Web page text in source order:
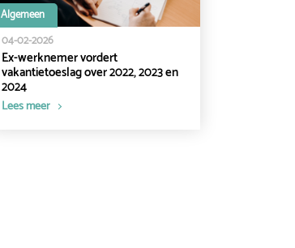
Algemeen
04-02-2026
Ex-werknemer vordert
vakantietoeslag over 2022, 2023 en
2024
Lees meer